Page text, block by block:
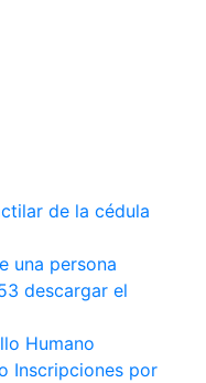
de la cédula
una persona
descargar el
Humano
Inscripciones por